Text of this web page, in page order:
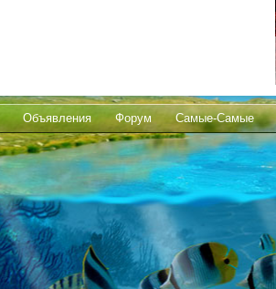
Объявления Форум Самые-Самые